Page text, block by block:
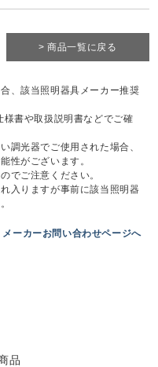
> 商品一覧に戻る
、該当照明器具メーカー推奨
書や取扱説明書などでご確
調光器でご使用された場合、
性がございます。
でご注意ください。
入りますが事前に該当照明器
メーカーお問い合わせページへ
品